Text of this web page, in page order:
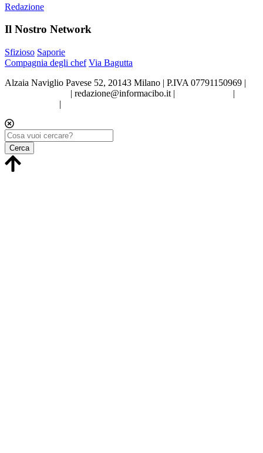
Redazione
Il Nostro Network
Sfizioso Saporie
Compagnia degli chef Via Bagutta
Alzaia Naviglio Pavese 52, 20143 Milano | P.IVA 07791150969 |
| redazione@informacibo.it |
|
|
Cerca